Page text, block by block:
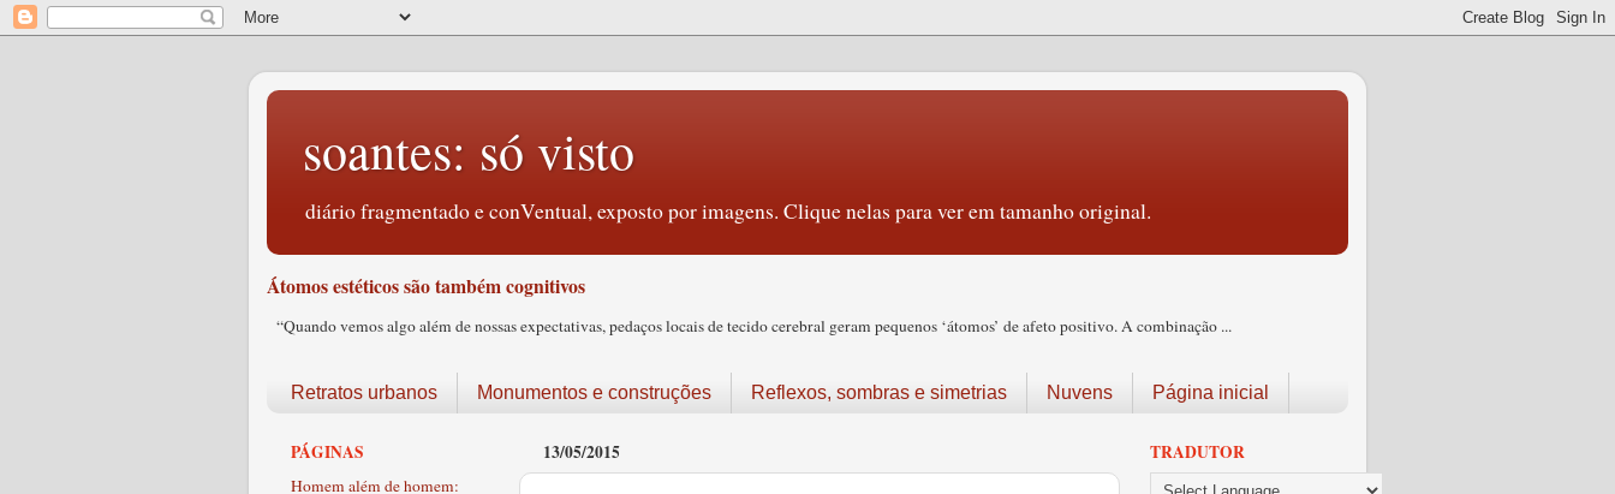
soantes: só visto
diário fragmentado e conVentual, exposto por imagens. Clique nelas para ver em tamanho original.
Átomos estéticos são também cognitivos
“Quando vemos algo além de nossas expectativas, pedaços locais de tecido cerebral geram pequenos ‘átomos’ de afeto positivo. A combinação ...
Retratos urbanos Monumentos e construções Reflexos, sombras e simetrias Nuvens Página inicial
13/05/2015
PÁGINAS
Homem além de homem:
TRADUTOR